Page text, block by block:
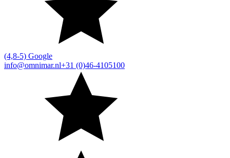
(4,8-5) Google
info@omnimar.nl+31 (0)46-4105100